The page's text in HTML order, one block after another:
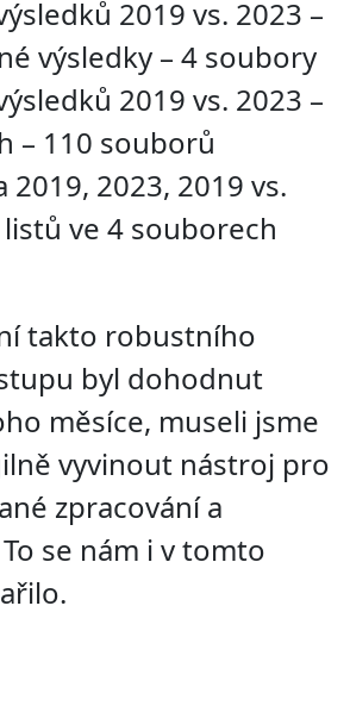
2019 vs. 2023 –
výsledky – 4 soubory
2019 vs. 2023 –
– 110 souborů
2019, 2023, 2019 vs.
listů ve 4 souborech
takto robustního
byl dohodnut
měsíce, museli jsme
vyvinout nástroj pro
zpracování a
se nám i v tomto